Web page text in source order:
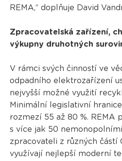
REMA,“ doplňuje David
Zpracovatelská zařízení,
výkupny druhotných
V rámci svých činností ve
odpadního elektrozařízení
nejvyšší možné využití
Minimální legislativní
rozmezí 55 až 80 %. REMA
s více jak 50
zpracovateli z různých částí
využívají nejlepší moderní